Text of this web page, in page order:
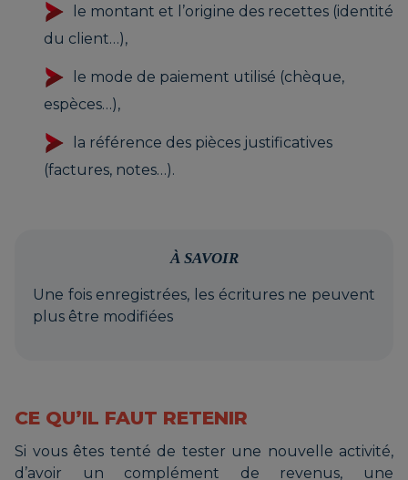
le montant et l’origine des recettes (identité
du client…),
le mode de paiement utilisé (chèque,
espèces…),
la référence des pièces justificatives
(factures, notes…).
À SAVOIR
Une fois enregistrées, les écritures ne peuvent
plus être modifiées
CE QU’IL FAUT RETENIR
Si vous êtes tenté de tester une nouvelle activité,
d’avoir un complément de revenus, une